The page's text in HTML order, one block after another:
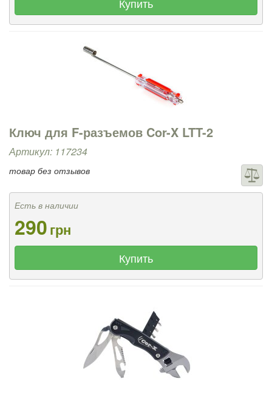
Ключ для F-разъемов Cor-X LTT-2
Артикул: 117234
товар без отзывов
Есть в наличии
290грн
Купить